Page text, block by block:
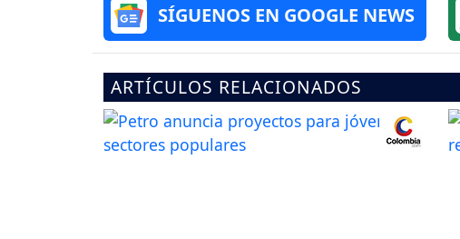
SÍGUENOS EN GOOGLE NEWS
ARTÍCULOS RELACIONADOS